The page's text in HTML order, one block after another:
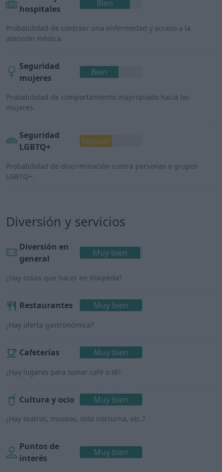
hospitales
Bien
Probabilidad de contraer una enfermedad y acceso a la
atención médica.
Seguridad
mujeres
Bien
Probabilidad de comportamiento inapropiado hacia las
mujeres.
Seguridad
LGBTQ+
Regular
Probabilidad de discriminación contra personas o grupos
LGBTQ+.
Diversión y servicios
Diversión en
general
Muy bien
¿Hay cosas que hacer en Klaipėda?
Restaurantes Muy bien
¿Hay oferta gastronómica?
Cafeterías Muy bien
¿Hay lugares para tomar café o té?
Cultura y ocio Muy bien
¿Hay teatros, museos, vida nocturna, etc.?
Puntos de
interés
Muy bien